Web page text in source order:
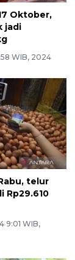
Oktober,
jadi
WIB, 2024
telur
Rp29.610
9:01 WIB,